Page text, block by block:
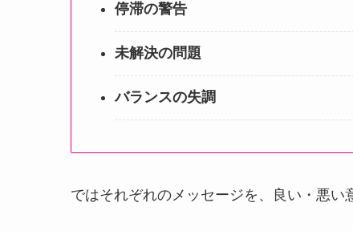
停滞の警告
未解決の問題
バランスの失調
ではそれぞれのメッセージを、良い・悪い